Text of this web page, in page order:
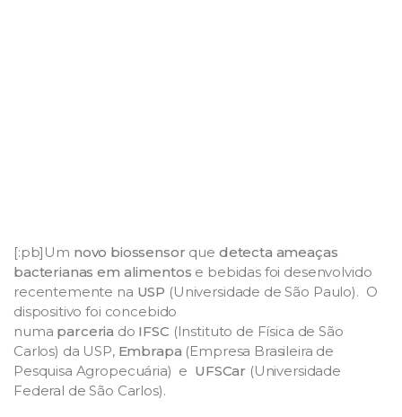
[:pb]Um novo biossensor que detecta ameaças
bacterianas em alimentos e bebidas foi desenvolvido
recentemente na USP (Universidade de São Paulo). O
dispositivo foi concebido
numa parceria do IFSC (Instituto de Física de São
Carlos) da USP, Embrapa (Empresa Brasileira de
Pesquisa Agropecuária) e UFSCar (Universidade
Federal de São Carlos).